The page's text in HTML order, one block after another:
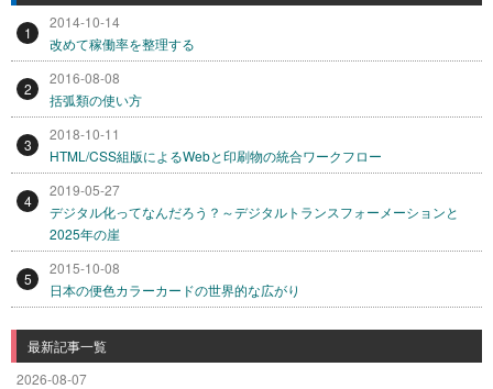
1
2014-10-14
改めて稼働率を整理する
2
2016-08-08
括弧類の使い方
3
2018-10-11
HTML/CSS組版によるWebと印刷物の統合ワークフロー
4
2019-05-27
デジタル化ってなんだろう？～デジタルトランスフォーメーションと
2025年の崖
5
2015-10-08
日本の便色カラーカードの世界的な広がり
最新記事一覧
2026-08-07